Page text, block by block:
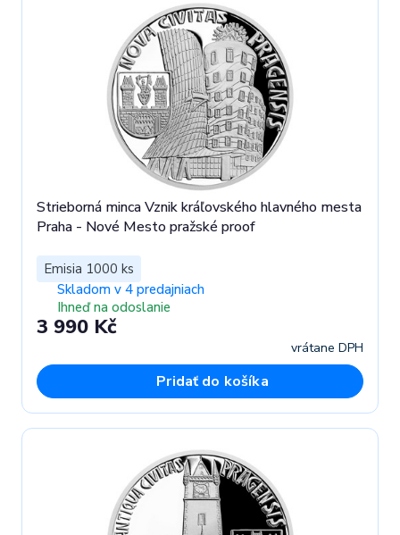
Strieborná minca Vznik kráľovského hlavného mesta
Praha - Nové Mesto pražské proof
Emisia 1000 ks
Skladom v 4 predajniach
Ihneď na odoslanie
3 990 Kč
vrátane DPH
Pridať do košíka